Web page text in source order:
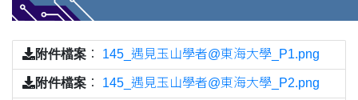
附件檔案 ： 145_遇見玉山學者@東海大學_P1.png
附件檔案 ： 145_遇見玉山學者@東海大學_P2.png